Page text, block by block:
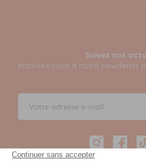
Suivez nos
Inscrivez-vous à notre newsletter
Instagram